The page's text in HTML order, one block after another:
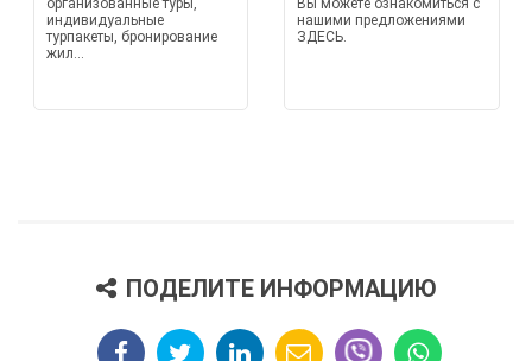
организованные туры,
индивидуальные
турпакеты, бронирование
жил...
Вы можете ознакомиться с
нашими предложениями
ЗДЕСЬ.
ПОДЕЛИТЕ ИНФОРМАЦИЮ